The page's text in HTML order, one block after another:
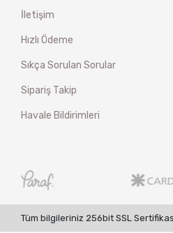
İletişim
Hızlı Ödeme
Sıkça Sorulan Sorular
Sipariş Takip
Havale Bildirimleri
Tüm bilgileriniz 256bit SSL